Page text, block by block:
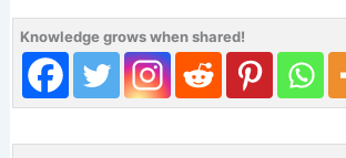
Knowledge grows when shared!